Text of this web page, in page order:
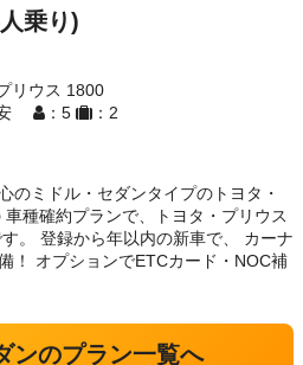
乗り)
リウス 1800
安
：5 ：2
のミドル・セダンタイプのトヨタ・
種確約プランで、トヨタ・プリウス
。 登録から年以内の新車で、 カーナ
！ オプションでETCカード・NOC補
ンのプラン一覧へ